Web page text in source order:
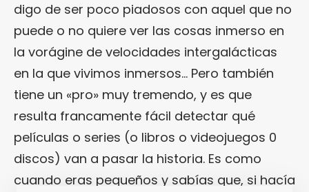
digo de ser poco piadosos con aquel que no
puede o no quiere ver las cosas inmerso en
la vorágine de velocidades intergalácticas
en la que vivimos inmersos… Pero también
tiene un «pro» muy tremendo, y es que
resulta francamente fácil detectar qué
películas o series (o libros o videojuegos 0
discos) van a pasar la historia. Es como
cuando eras pequeños y sabías que, si hacía